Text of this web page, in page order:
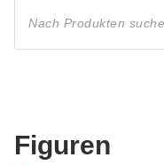
search
Figuren